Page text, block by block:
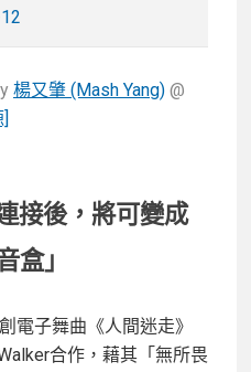
楊又肇 (Mash Yang) @
接後，將可變成
盒」
電子舞曲《人間迷走》
合作，藉其「無所畏